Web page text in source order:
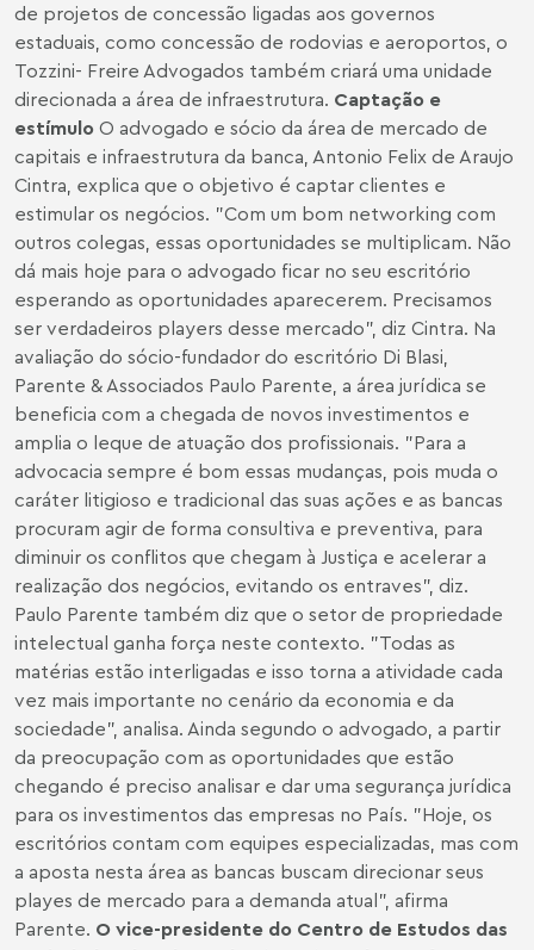
de projetos de concessão ligadas aos governos
estaduais, como concessão de rodovias e aeroportos, o
Tozzini- Freire Advogados também criará uma unidade
direcionada a área de infraestrutura. Captação e
estímulo O advogado e sócio da área de mercado de
capitais e infraestrutura da banca, Antonio Felix de Araujo
Cintra, explica que o objetivo é captar clientes e
estimular os negócios. "Com um bom networking com
outros colegas, essas oportunidades se multiplicam. Não
dá mais hoje para o advogado ficar no seu escritório
esperando as oportunidades aparecerem. Precisamos
ser verdadeiros players desse mercado", diz Cintra. Na
avaliação do sócio-fundador do escritório Di Blasi,
Parente & Associados Paulo Parente, a área jurídica se
beneficia com a chegada de novos investimentos e
amplia o leque de atuação dos profissionais. "Para a
advocacia sempre é bom essas mudanças, pois muda o
caráter litigioso e tradicional das suas ações e as bancas
procuram agir de forma consultiva e preventiva, para
diminuir os conflitos que chegam à Justiça e acelerar a
realização dos negócios, evitando os entraves", diz.
Paulo Parente também diz que o setor de propriedade
intelectual ganha força neste contexto. "Todas as
matérias estão interligadas e isso torna a atividade cada
vez mais importante no cenário da economia e da
sociedade", analisa. Ainda segundo o advogado, a partir
da preocupação com as oportunidades que estão
chegando é preciso analisar e dar uma segurança jurídica
para os investimentos das empresas no País. "Hoje, os
escritórios contam com equipes especializadas, mas com
a aposta nesta área as bancas buscam direcionar seus
playes de mercado para a demanda atual", afirma
Parente. O vice-presidente do Centro de Estudos das